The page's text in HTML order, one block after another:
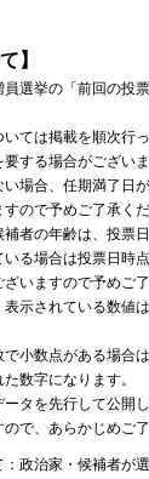
】
選挙の「前回の投
ては掲載を順次行
する場合がござい
場合、任期満了日
ので予めご了承くだ
者の年齢は、投票
る場合は投票日時
いますので予めご了
示されている数値
小数点がある場合
数字になります。
タを先行して公開
で、あらかじめご了
政治家・候補者が